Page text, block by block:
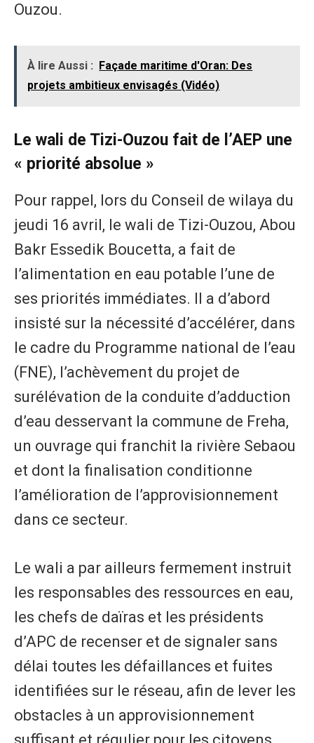
Ouzou.
À lire Aussi :
Façade maritime d'Oran: Des
projets ambitieux envisagés (Vidéo)
Le wali de Tizi-Ouzou fait de l’AEP une
« priorité absolue »
Pour rappel, lors du Conseil de wilaya du
jeudi 16 avril, le wali de Tizi-Ouzou, Abou
Bakr Essedik Boucetta, a fait de
l’alimentation en eau potable l’une de
ses priorités immédiates. Il a d’abord
insisté sur la nécessité d’accélérer, dans
le cadre du Programme national de l’eau
(FNE), l’achèvement du projet de
surélévation de la conduite d’adduction
d’eau desservant la commune de Freha,
un ouvrage qui franchit la rivière Sebaou
et dont la finalisation conditionne
l’amélioration de l’approvisionnement
dans ce secteur.
Le wali a par ailleurs fermement instruit
les responsables des ressources en eau,
les chefs de daïras et les présidents
d’APC de recenser et de signaler sans
délai toutes les défaillances et fuites
identifiées sur le réseau, afin de lever les
obstacles à un approvisionnement